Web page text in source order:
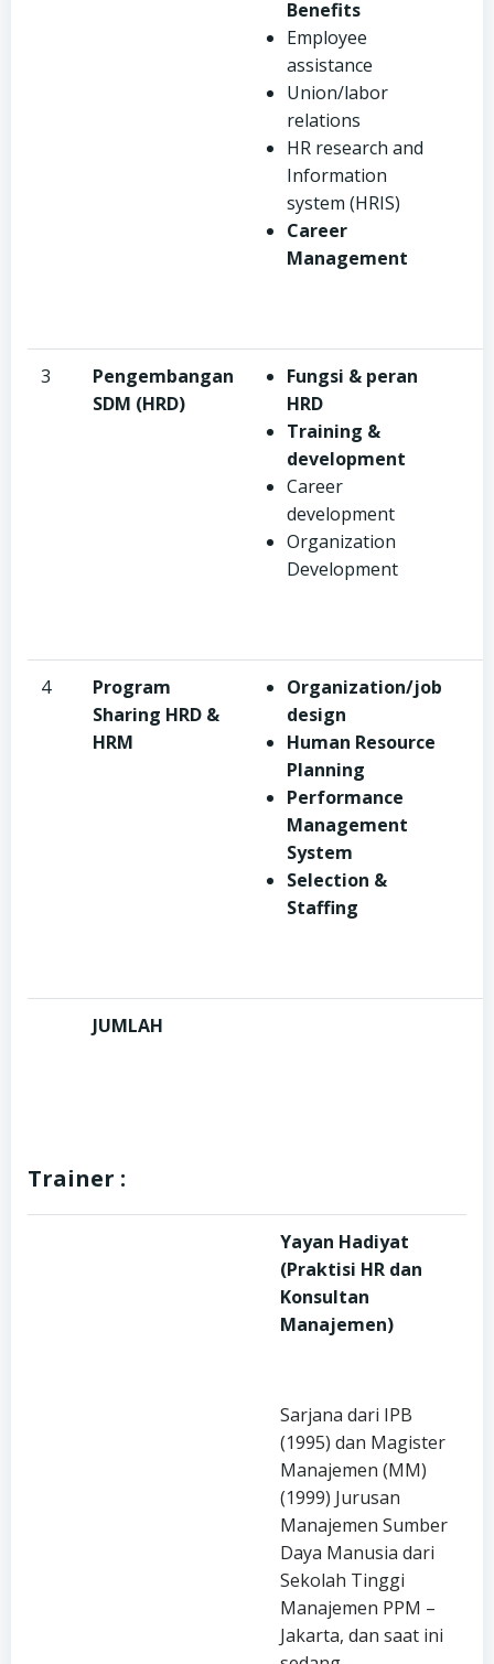
Benefits
Employee
assistance
Union/labor
relations
HR research and
Information
system (HRIS)
Career
Management
3
Pengembangan
SDM (HRD)
Fungsi & peran
HRD
Training &
development
Career
development
Organization
Development
4
Program
Sharing HRD &
HRM
Organization/job
design
Human Resource
Planning
Performance
Management
System
Selection &
Staffing
JUMLAH
Trainer :
Yayan Hadiyat
(Praktisi HR dan
Konsultan
Manajemen)
Sarjana dari IPB
(1995) dan Magister
Manajemen (MM)
(1999) Jurusan
Manajemen Sumber
Daya Manusia dari
Sekolah Tinggi
Manajemen PPM –
Jakarta, dan saat ini